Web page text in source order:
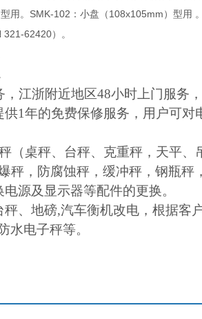
用。 SMK-102 ：小盘（ 108x105mm ）型用
321-62420）。
，江浙附近地区48小时上门服务
1年的免费保修服务，用户可
（桌秤、台秤、克重秤，天平
秤，防腐蚀秤，缓冲秤，钢瓶
源及显示器等配件的更换。
、地磅,汽车衡机改电，根据客
水电子秤等。